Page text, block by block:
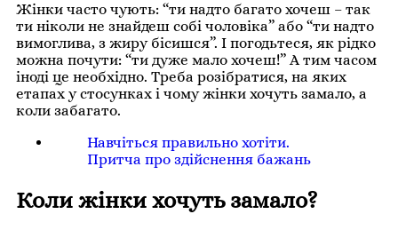
Жінки часто чують: “ти надто багато хочеш – так
ти ніколи не знайдеш собі чоловіка” або “ти надто
вимоглива, з жиру бісишся”. І погодьтеся, як рідко
можна почути: “ти дуже мало хочеш!” А тим часом
іноді це необхідно. Треба розібратися, на яких
етапах у стосунках і чому жінки хочуть замало, а
коли забагато.
Навчіться правильно хотіти.
Притча про здійснення бажань
Коли жінки хочуть замало?